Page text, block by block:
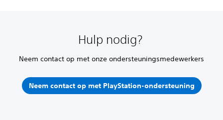
Hulp nodig?
Neem contact op met onze ondersteuningsmedewerkers
Neem contact op met PlayStation-ondersteuning